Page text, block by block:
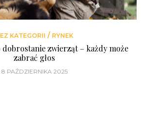
KATEGORII / RYNEK
dobrostanie zwierząt – każdy może
zabrać głos
8 PAŹDZIERNIKA 2025